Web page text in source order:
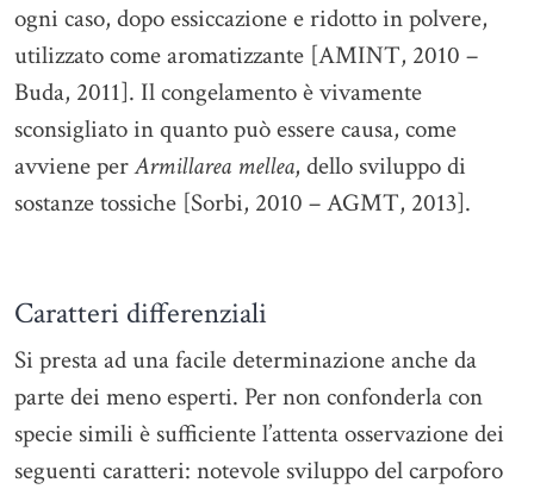
ogni caso, dopo essiccazione e ridotto in polvere,
utilizzato come aromatizzante [AMINT, 2010 –
Buda, 2011]. Il congelamento è vivamente
sconsigliato in quanto può essere causa, come
avviene perArmillarea mellea, dello sviluppo di
sostanze tossiche [Sorbi, 2010 – AGMT, 2013].
Caratteri differenziali
Si presta ad una facile determinazione anche da
parte dei meno esperti. Per non confonderla con
specie simili è sufficiente l’attenta osservazione dei
seguenti caratteri: notevole sviluppo del carpoforo